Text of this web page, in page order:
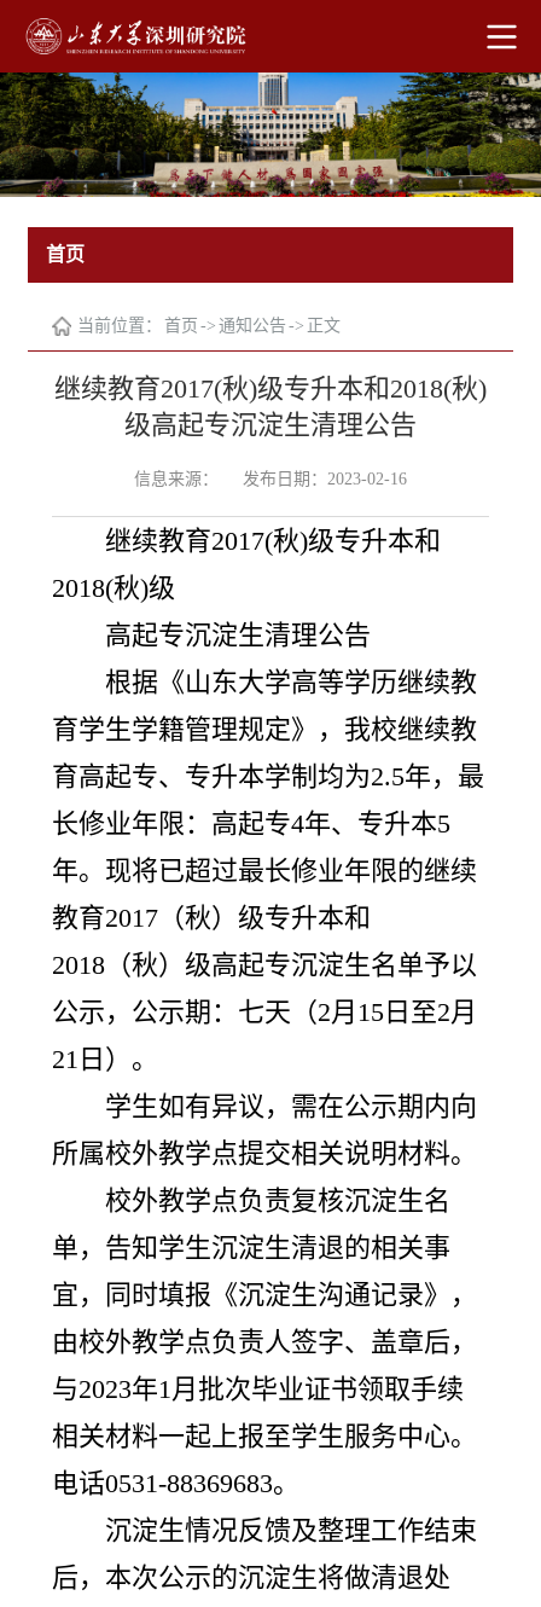
首页
当前位置： 首页 -> 通知公告 -> 正文
继续教育2017(秋)级专升本和2018(秋)
级高起专沉淀生清理公告
信息来源： 发布日期：2023-02-16
继续教育2017(秋)级专升本和
2018(秋)级
高起专沉淀生清理公告
根据《山东大学高等学历继续教
育学生学籍管理规定》，我校继续教
育高起专、专升本学制均为2.5年，最
长修业年限：高起专4年、专升本5
年。现将已超过最长修业年限的继续
教育2017（秋）级专升本和
2018（秋）级高起专沉淀生名单予以
公示，公示期：七天（2月15日至2月
21日）。
学生如有异议，需在公示期内向
所属校外教学点提交相关说明材料。
校外教学点负责复核沉淀生名
单，告知学生沉淀生清退的相关事
宜，同时填报《沉淀生沟通记录》，
由校外教学点负责人签字、盖章后，
与2023年1月批次毕业证书领取手续
相关材料一起上报至学生服务中心。
电话0531-88369683。
沉淀生情况反馈及整理工作结束
后，本次公示的沉淀生将做清退处